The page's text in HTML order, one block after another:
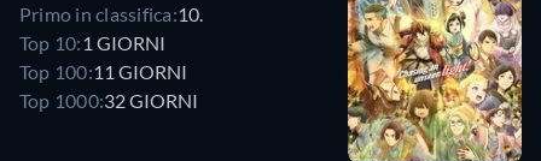
Primo in classifica:10.
Top 10: 1 GIORNI
Top 100:11 GIORNI
Top 1000:32 GIORNI